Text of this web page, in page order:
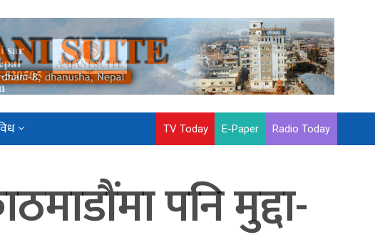
TV Today E-Paper Radio Today
पनि मुद्दा-